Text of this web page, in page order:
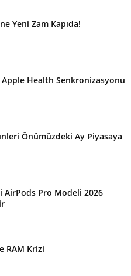
Yeni Zam Kapıda!
Health Senkronizasyonu
Önümüzdeki Ay Piyasaya
AirPods Pro Modeli 2026
RAM Krizi